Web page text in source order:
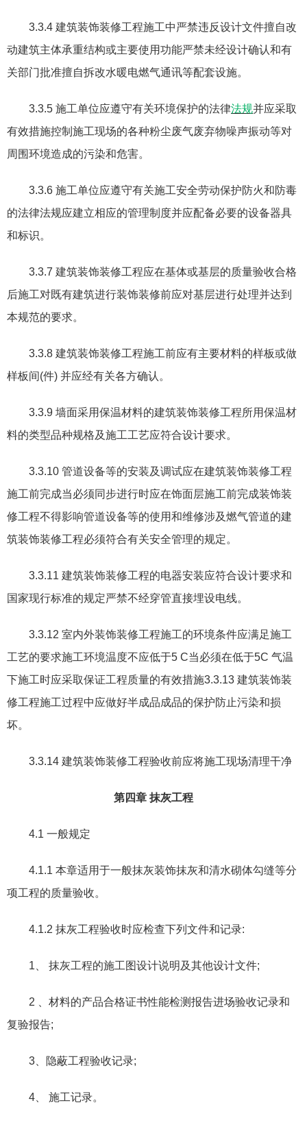
3.3.4 建筑装饰装修工程施工中严禁违反设计文件擅自改
动建筑主体承重结构或主要使用功能严禁未经设计确认和有
关部门批准擅自拆改水暖电燃气通讯等配套设施。
3.3.5 施工单位应遵守有关环境保护的法律法规并应采取
有效措施控制施工现场的各种粉尘废气废弃物噪声振动等对
周围环境造成的污染和危害。
3.3.6 施工单位应遵守有关施工安全劳动保护防火和防毒
的法律法规应建立相应的管理制度并应配备必要的设备器具
和标识。
3.3.7 建筑装饰装修工程应在基体或基层的质量验收合格
后施工对既有建筑进行装饰装修前应对基层进行处理并达到
本规范的要求。
3.3.8 建筑装饰装修工程施工前应有主要材料的样板或做
样板间(件) 并应经有关各方确认。
3.3.9 墙面采用保温材料的建筑装饰装修工程所用保温材
料的类型品种规格及施工工艺应符合设计要求。
3.3.10 管道设备等的安装及调试应在建筑装饰装修工程
施工前完成当必须同步进行时应在饰面层施工前完成装饰装
修工程不得影响管道设备等的使用和维修涉及燃气管道的建
筑装饰装修工程必须符合有关安全管理的规定。
3.3.11 建筑装饰装修工程的电器安装应符合设计要求和
国家现行标准的规定严禁不经穿管直接埋设电线。
3.3.12 室内外装饰装修工程施工的环境条件应满足施工
工艺的要求施工环境温度不应低于5 C当必须在低于5C 气温
下施工时应采取保证工程质量的有效措施3.3.13 建筑装饰装
修工程施工过程中应做好半成品成品的保护防止污染和损
坏。
3.3.14 建筑装饰装修工程验收前应将施工现场清理干净
第四章 抹灰工程
4.1 一般规定
4.1.1 本章适用于一般抹灰装饰抹灰和清水砌体勾缝等分
项工程的质量验收。
4.1.2 抹灰工程验收时应检查下列文件和记录:
1 、 抹灰工程的施工图设计说明及其他设计文件;
2
、材料的产品合格证书性能检测报告进场验收记录和
复验报告;
3 、隐蔽工程验收记录;
4 、 施工记录。